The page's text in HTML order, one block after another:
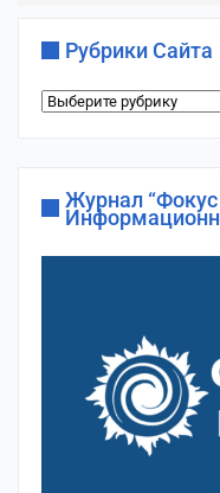
Рубрики Сайта
Рубрики
Журнал